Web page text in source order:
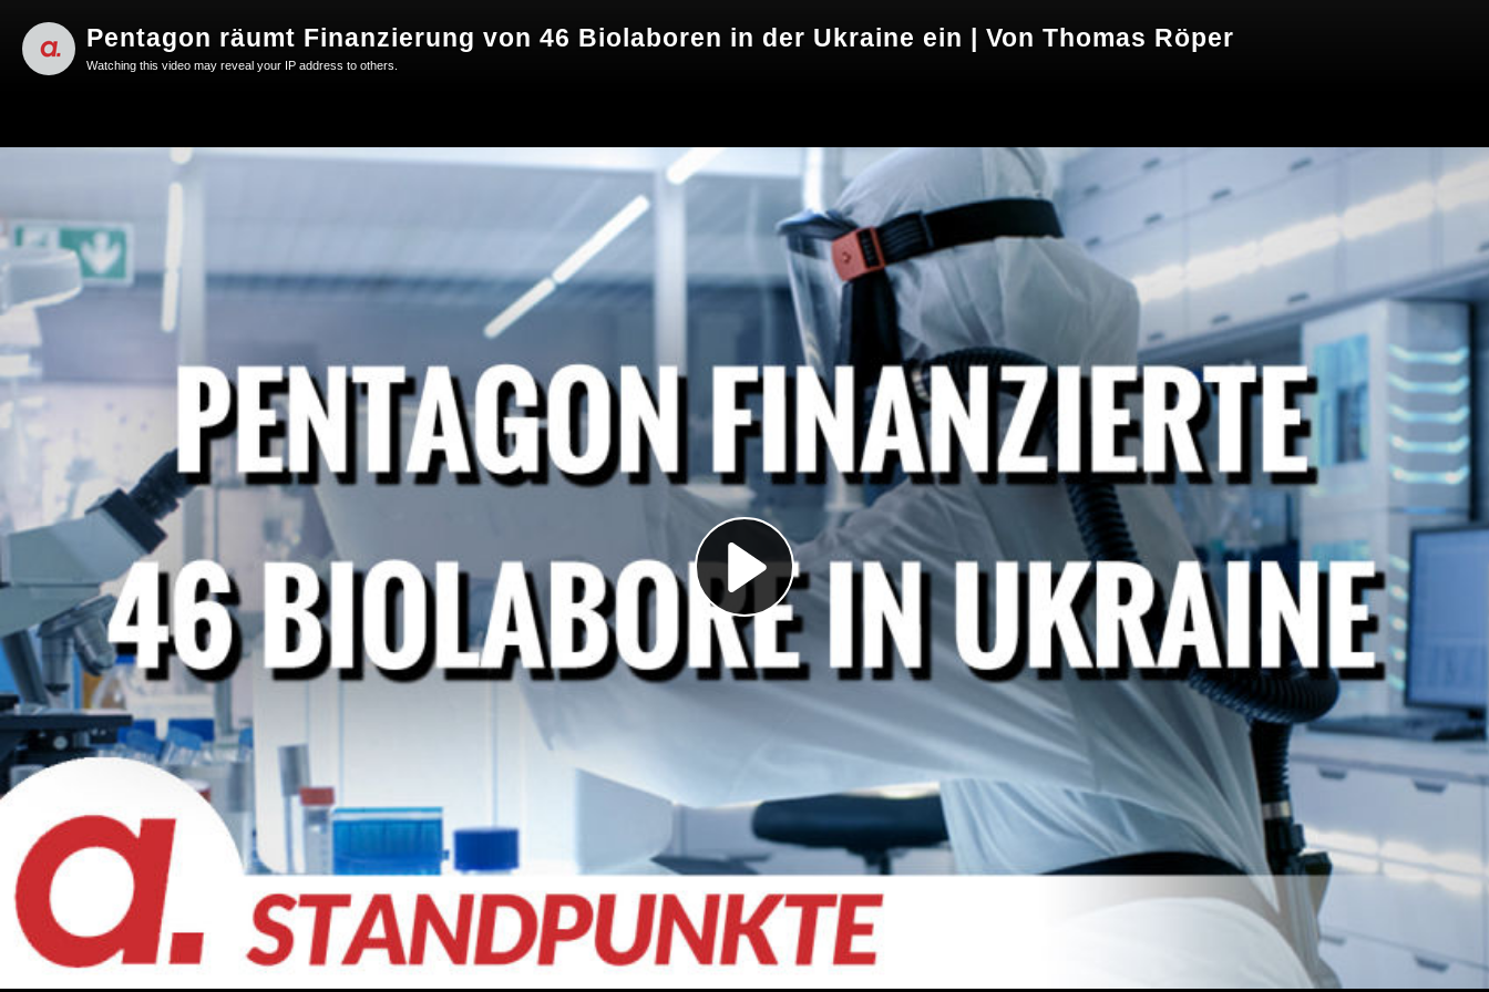
Play
Video
Pentagon räumt Finanzierung von 46 Biolaboren in der Ukraine ein | Von Thomas Röper
Watching this video may reveal your IP address to others.